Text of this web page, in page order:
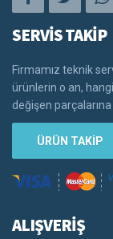
SERVİS TAKİP
Firmamız teknik
ürünlerin o an,
değişen
ÜRÜN TAKİP
ALIŞVERİŞ